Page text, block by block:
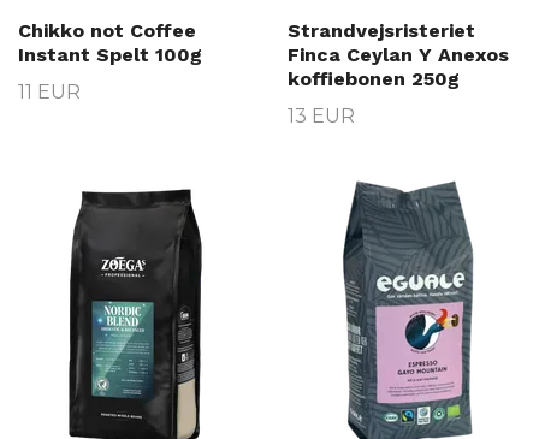
Chikko not Coffee
Instant Spelt 100g
11 EUR
Strandvejsristeriet
Finca Ceylan Y Anexos
koffiebonen 250g
13 EUR